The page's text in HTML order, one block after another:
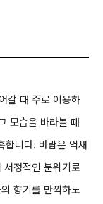
갈 때 주로 이용하
모습을 바라볼 때
합니다. 바람은 억새
서정적인 분위기로
향기를 만끽하노